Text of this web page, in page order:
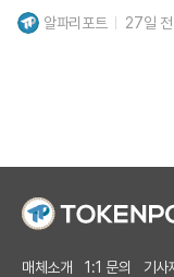
알파리포트 27일 전
매체소개 1:1 문의 기사